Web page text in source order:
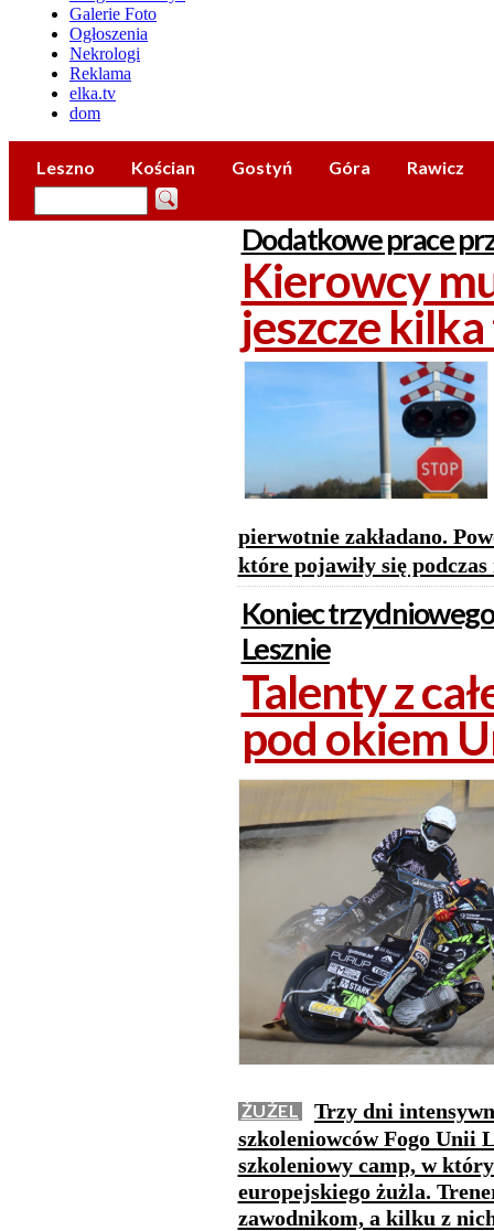
Galerie Foto
Ogłoszenia
Nekrologi
Reklama
elka.tv
dom
Leszno Kościan Gostyń Góra Rawicz
Dodatkowe prace
Kierowcy
jeszcze
pierwotnie zakładano.
które pojawiły się
Koniec
Lesznie
Talenty z
pod okiem
ŻUŻEL
Trzy dni
szkoleniowców Fogo Unii
szkoleniowy camp, w
europejskiego żużla.
zawodnikom, a kilku z